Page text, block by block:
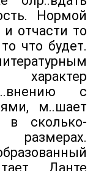
Нормой
отчасти то
что будет.
с
м..шает
в сколько-
Данте